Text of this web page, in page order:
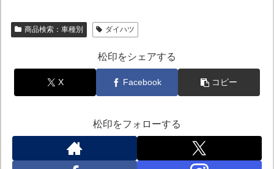
商品検索：車種別 ダイハツ
松印をシェアする
X Facebook コピー
松印をフォローする